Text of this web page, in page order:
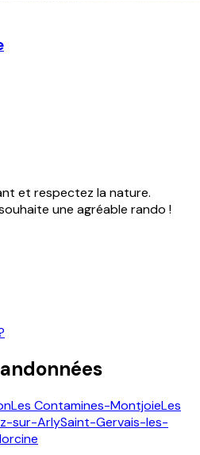
et respectez la nature.
une agréable rando !
Les Contamines-MontjoieLes
sur-ArlySaint-Gervais-les-